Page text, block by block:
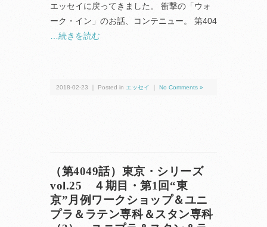
エッセイに戻ってきました。 衝撃の「ウォ
ーク・イン」のお話、コンテニュー。 第404
…続きを読む
2018-02-23 ｜ Posted in エッセイ No Comments »
（第4049話）東京・シリーズ
vol.25 ４期目・第1回“東
京”月例ワークショップ＆ユニ
プラ＆ラテン専科＆スタン専科